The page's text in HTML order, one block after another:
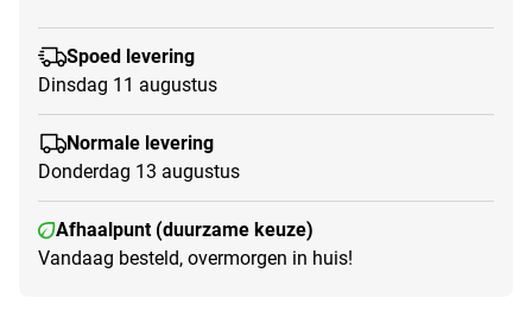
Spoed levering
Dinsdag 11 augustus
Normale levering
Donderdag 13 augustus
Afhaalpunt (duurzame keuze)
Vandaag besteld, overmorgen in huis!